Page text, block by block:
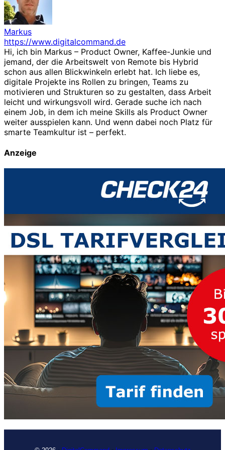
Markus
https://www.digitalcommand.de
Hi, ich bin Markus – Product Owner, Kaffee-Junkie und
jemand, der die Arbeitswelt von Remote bis Hybrid
schon aus allen Blickwinkeln erlebt hat. Ich liebe es,
digitale Projekte ins Rollen zu bringen, Teams zu
motivieren und Strukturen so zu gestalten, dass Arbeit
leicht und wirkungsvoll wird. Gerade suche ich nach
einem Job, in dem ich meine Skills als Product Owner
weiter ausspielen kann. Und wenn dabei noch Platz für
smarte Teamkultur ist – perfekt.
Anzeige